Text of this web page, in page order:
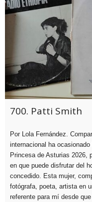
700. Patti Smith
Por Lola Fernández.
internacional ha
Princesa de Asturias 2026,
en que puede disfrutar del
concedido. Esta mujer,
fotógrafa, poeta, artista en
referente para mí desde